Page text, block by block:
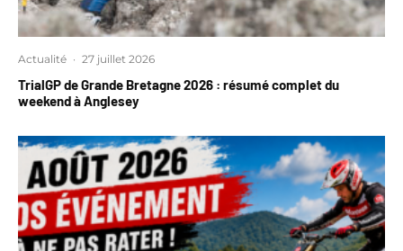
Actualité · 27 juillet 2026
TrialGP de Grande Bretagne 2026 : résumé complet du
weekend à Anglesey